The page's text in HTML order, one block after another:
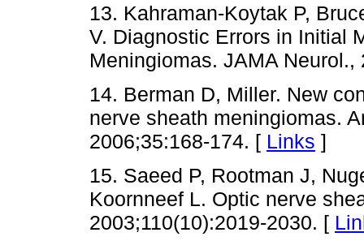
13. Kahraman-Koytak P,
V. Diagnostic Errors in Initial
Meningiomas. JAMA
14. Berman D, Miller. New
nerve sheath meningiomas.
2006;35:168-174. [ Links ]
15. Saeed P, Rootman J,
Koornneef L. Optic nerve
2003;110(10):2019-2030. [